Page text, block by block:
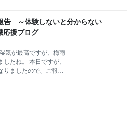
場合は問い合わせて記
てから詳細を知り後悔
入社時期までの時間 一
あるという会社が多い
で定められておりま
２週間であったり、
合ですと、退職日が３
退職願を提出する必要
月末までに頂く必要が
告 ～体験しないと分からない
応援ブログ
気が最高ですが、梅雨
たね。 本日ですが、
りましたので、ご報告